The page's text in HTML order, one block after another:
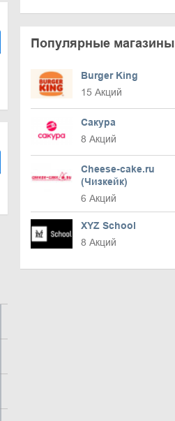
Популярные магазины
Burger King
15 Акций
Сакура
8 Акций
Cheese-cake.ru
(Чизкейк)
6 Акций
XYZ School
8 Акций